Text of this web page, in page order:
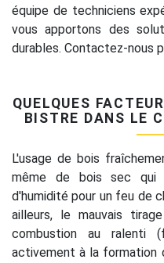
équipe de techniciens
vous apportons des
durables. Contactez-nous
QUELQUES
BISTRE DANS LE
L'usage de bois
même de bois sec qui
d'humidité pour un feu de
ailleurs, le mauvais
combustion au ralenti
activement à la formation